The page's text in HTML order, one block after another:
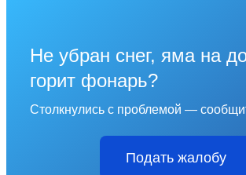
Не убран снег, яма на
горит фонарь?
Столкнулись с проблемой —
Подать жалобу